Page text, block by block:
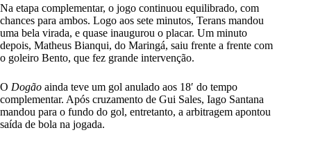
Na etapa complementar, o jogo continuou equilibrado, com
chances para ambos. Logo aos sete minutos, Terans mandou
uma bela virada, e quase inaugurou o placar. Um minuto
depois, Matheus Bianqui, do Maringá, saiu frente a frente com
o goleiro Bento, que fez grande intervenção.
O Dogão ainda teve um gol anulado aos 18′ do tempo
complementar. Após cruzamento de Gui Sales, Iago Santana
mandou para o fundo do gol, entretanto, a arbitragem apontou
saída de bola na jogada.